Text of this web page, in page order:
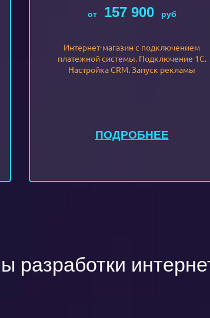
от 157 900 руб
Интернет-магазин с подключением
платежной системы. Подключение 1С.
Настройка CRM. Запуск рекламы
ПОДРОБНЕЕ
разработки